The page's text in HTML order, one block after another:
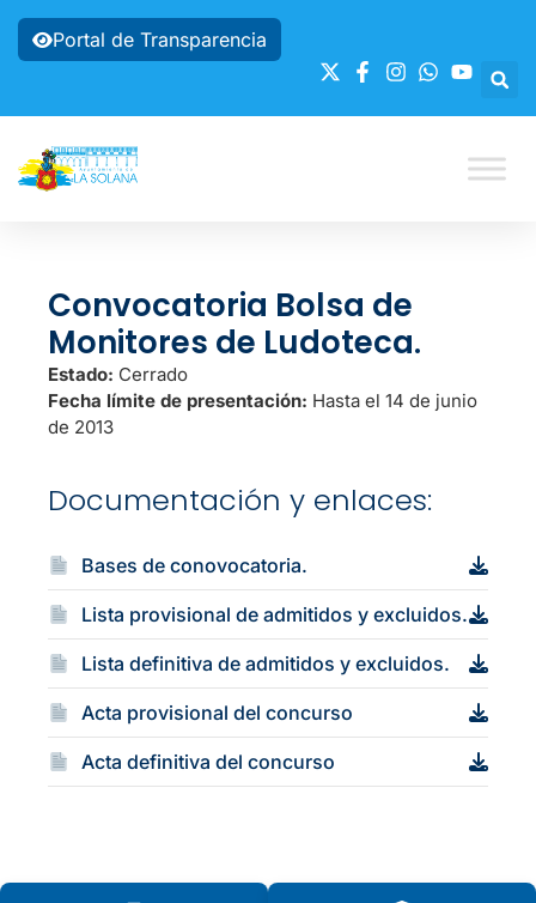
Portal de Transparencia
Convocatoria Bolsa de
Monitores de Ludoteca.
Estado: Cerrado
Fecha límite de presentación: Hasta el 14 de junio
de 2013
Documentación y enlaces:
Bases de conovocatoria.
Lista provisional de admitidos y excluidos.
Lista definitiva de admitidos y excluidos.
Acta provisional del concurso
Acta definitiva del concurso